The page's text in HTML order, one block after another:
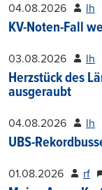
04.08.2026 lh
KV-Noten-Fall
03.08.2026 lh
Herzstück des
ausgeraubt
04.08.2026 lh
UBS-
01.08.2026 rf